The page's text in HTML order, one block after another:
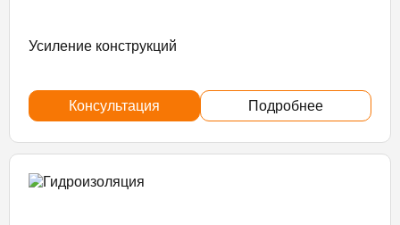
Усиление конструкций
Консультация Подробнее